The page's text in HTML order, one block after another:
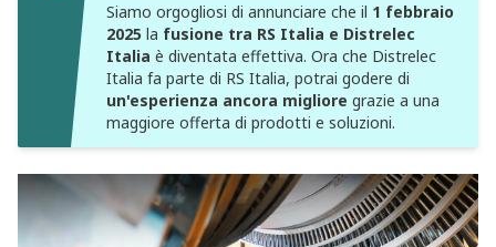
Siamo orgogliosi di annunciare che il 1 febbraio
2025 la fusione tra RS Italia e Distrelec
Italia è diventata effettiva. Ora che Distrelec
Italia fa parte di RS Italia, potrai godere di
un'esperienza ancora migliore grazie a una
maggiore offerta di prodotti e soluzioni.